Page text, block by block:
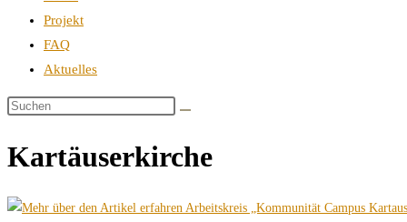
Projekt
FAQ
Aktuelles
Kartäuserkirche